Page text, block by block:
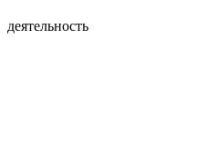
деятельность